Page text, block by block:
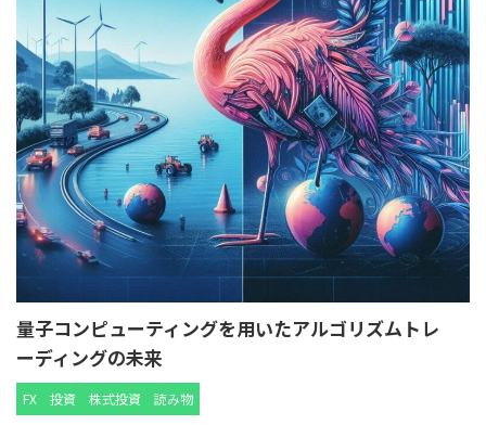
量子コンピューティングを用いたアルゴリズムトレ
ーディングの未来
FX 投資 株式投資 読み物